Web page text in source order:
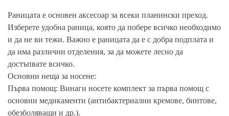
Раницата е основен аксесоар за всеки планински преход.
Изберете удобна раница, която да побере всичко необходимо
и да не ви тежи. Важно е раницата да е с добра подплата и
да има различни отделения, за да можете лесно да
достъпвате всичко.
Основни неща за носене:
Първа помощ: Винаги носете комплект за първа помощ с
основни медикаменти (антибактериални кремове, бинтове,
обезболяващи и др.).